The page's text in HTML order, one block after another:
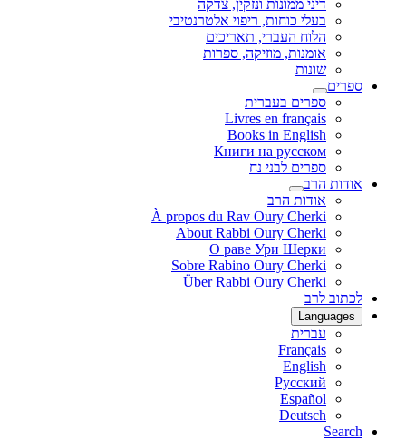
דיני ממונות ונזקין, צדקה
בעלי כוחות, ריפוי אלטרנטיבי
הלוח העברי, תאריכים
אומנות, מוזיקה, ספרות
שונות
ספרים
ספרים בעברית
Livres en français
Books in English
Книги на русском
ספרים לבני נח
אודות הרב
אודות הרב
À propos du Rav Oury Cherki
About Rabbi Oury Cherki
О раве Ури Шерки
Sobre Rabino Oury Cherki
Über Rabbi Oury Cherki
לכתוב לרב
Languages
עברית
Français
English
Русский
Español
Deutsch
Search